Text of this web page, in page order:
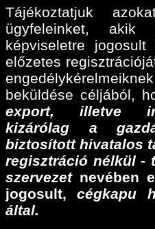
Tájékoztatjuk
ügyfeleinket,
képviseletre
előzetes
beküldése céljából,
export, illetve
kizárólag a
biztosított hivatalos
regisztráció nélkül -
szervezet nevében
jogosult, cégkapu
által.